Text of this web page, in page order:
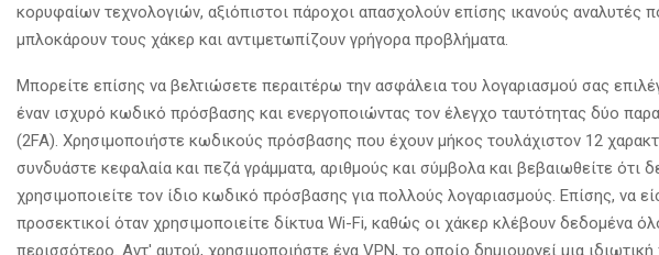
κορυφαίων τεχνολογιών, αξιόπιστοι πάροχοι απασχολούν επίσης ικανούς αναλυτές
μπλοκάρουν τους χάκερ και αντιμετωπίζουν γρήγορα προβλήματα.
Μπορείτε επίσης να βελτιώσετε περαιτέρω την ασφάλεια του λογαριασμού σας
έναν ισχυρό κωδικό πρόσβασης και ενεργοποιώντας τον έλεγχο ταυτότητας δύο
(2FA). Χρησιμοποιήστε κωδικούς πρόσβασης που έχουν μήκος τουλάχιστον 12
συνδυάστε κεφαλαία και πεζά γράμματα, αριθμούς και σύμβολα και βεβαιωθείτε ότι
χρησιμοποιείτε τον ίδιο κωδικό πρόσβασης για πολλούς λογαριασμούς. Επίσης, να
προσεκτικοί όταν χρησιμοποιείτε δίκτυα Wi-Fi, καθώς οι χάκερ κλέβουν δεδομένα
περισσότερο. Αντ' αυτού, χρησιμοποιήστε ένα VPN, το οποίο δημιουργεί μια ιδιωτική